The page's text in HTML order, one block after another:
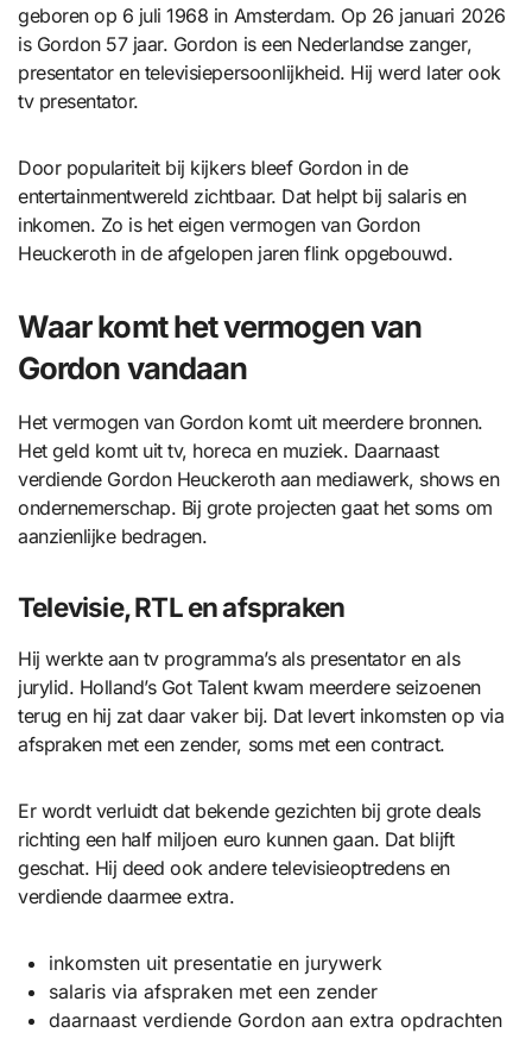
geboren op 6 juli 1968 in Amsterdam. Op 26 januari 2026
is Gordon 57 jaar. Gordon is een Nederlandse zanger,
presentator en televisiepersoonlijkheid. Hij werd later ook
tv presentator.
Door populariteit bij kijkers bleef Gordon in de
entertainmentwereld zichtbaar. Dat helpt bij salaris en
inkomen. Zo is het eigen vermogen van Gordon
Heuckeroth in de afgelopen jaren flink opgebouwd.
Waar komt het vermogen van
Gordon vandaan
Het vermogen van Gordon komt uit meerdere bronnen.
Het geld komt uit tv, horeca en muziek. Daarnaast
verdiende Gordon Heuckeroth aan mediawerk, shows en
ondernemerschap. Bij grote projecten gaat het soms om
aanzienlijke bedragen.
Televisie, RTL en afspraken
Hij werkte aan tv programma’s als presentator en als
jurylid. Holland’s Got Talent kwam meerdere seizoenen
terug en hij zat daar vaker bij. Dat levert inkomsten op via
afspraken met een zender, soms met een contract.
Er wordt verluidt dat bekende gezichten bij grote deals
richting een half miljoen euro kunnen gaan. Dat blijft
geschat. Hij deed ook andere televisieoptredens en
verdiende daarmee extra.
inkomsten uit presentatie en jurywerk
salaris via afspraken met een zender
daarnaast verdiende Gordon aan extra opdrachten